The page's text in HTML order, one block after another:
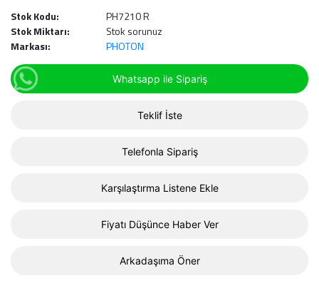
Stok Kodu:
PH7210 R
Stok Miktarı:
Stok sorunuz
Markası:
PHOTON
Whatsapp ile Sipariş
Teklif İste
Telefonla Sipariş
Karşılaştırma Listene Ekle
Fiyatı Düşünce Haber Ver
Arkadaşıma Öner